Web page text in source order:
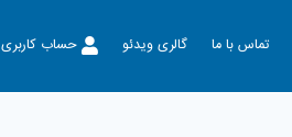
تماس با ما گالری ویدئو حساب کاربری